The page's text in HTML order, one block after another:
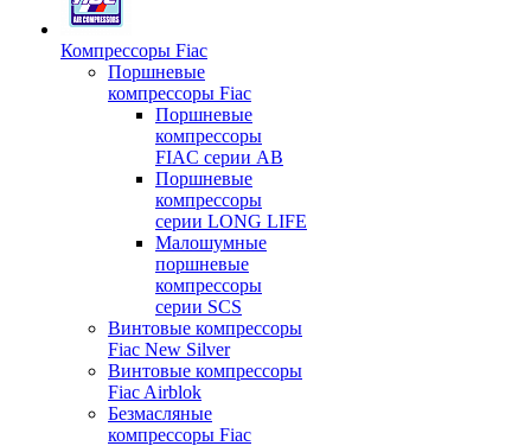
Компрессоры Fiac
Поршневые
компрессоры Fiac
Поршневые
компрессоры
FIAC серии AB
Поршневые
компрессоры
серии LONG LIFE
Малошумные
поршневые
компрессоры
серии SCS
Винтовые компрессоры
Fiac New Silver
Винтовые компрессоры
Fiac Airblok
Безмасляные
компрессоры Fiac